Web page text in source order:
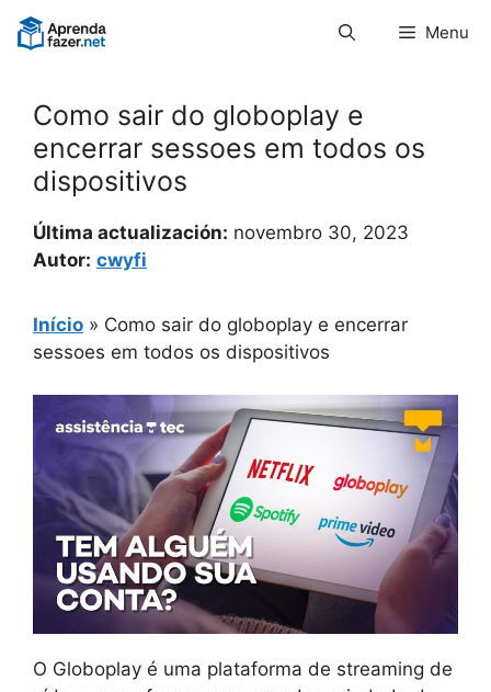
Pular
para
Menu
Como sair do globoplay e
encerrar sessoes em todos os
dispositivos
Última actualización: novembro 30, 2023
Autor: cwyfi
Início » Como sair do globoplay e encerrar
sessoes em todos os dispositivos
O Globoplay é uma plataforma de streaming de